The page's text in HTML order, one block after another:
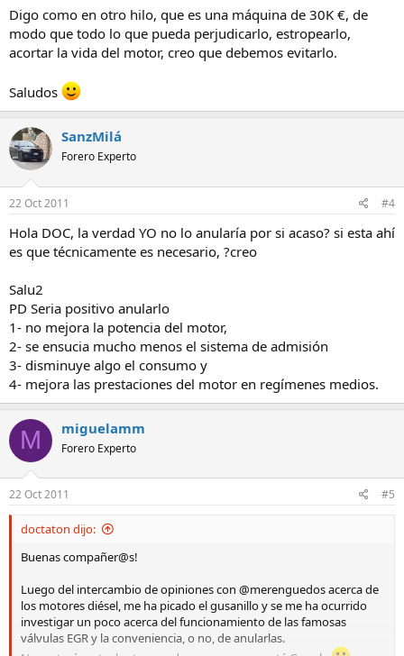
Digo como en otro hilo, que es una máquina de 30K €, de
modo que todo lo que pueda perjudicarlo, estropearlo,
acortar la vida del motor, creo que debemos evitarlo.
Saludos
SanzMilá
Forero Experto
22 Oct 2011 #4
Hola DOC, la verdad YO no lo anularía por si acaso? si esta ahí
es que técnicamente es necesario, ?creo
Salu2
PD Seria positivo anularlo
1- no mejora la potencia del motor,
2- se ensucia mucho menos el sistema de admisión
3- disminuye algo el consumo y
4- mejora las prestaciones del motor en regímenes medios.
M miguelamm
Forero Experto
22 Oct 2011 #5
doctaton dijo:
Buenas compañer@s!
Luego del intercambio de opiniones con @merenguedos acerca de
los motores diésel, me ha picado el gusanillo y se me ha ocurrido
investigar un poco acerca del funcionamiento de las famosas
válvulas EGR y la conveniencia, o no, de anularlas.